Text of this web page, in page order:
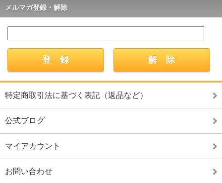
メルマガ登録・解除
特定商取引法に基づく表記（返品など）
公式ブログ
マイアカウント
お問い合わせ